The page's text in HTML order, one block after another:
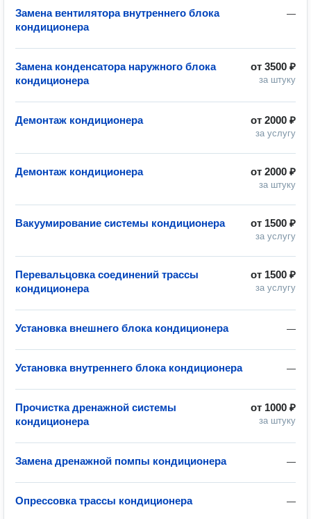
—
Замена вентилятора внутреннего блока
кондиционера
от 3500 ₽
за штуку
Замена конденсатора наружного блока
кондиционера
от 2000 ₽
за услугу
Демонтаж кондиционера
от 2000 ₽
за штуку
Демонтаж кондиционера
от 1500 ₽
за услугу
Вакуумирование системы кондиционера
от 1500 ₽
за услугу
Перевальцовка соединений трассы
кондиционера
—
Установка внешнего блока кондиционера
—
Установка внутреннего блока кондиционера
от 1000 ₽
за штуку
Прочистка дренажной системы
кондиционера
—
Замена дренажной помпы кондиционера
—
Опрессовка трассы кондиционера